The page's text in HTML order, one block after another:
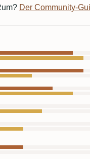
Der Community-